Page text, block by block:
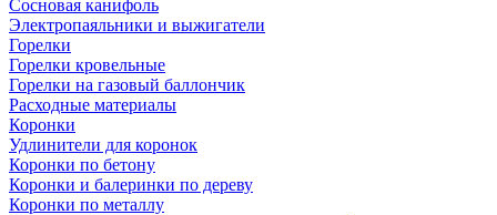
Сосновая канифоль
Электропаяльники и выжигатели
Горелки
Горелки кровельные
Горелки на газовый баллончик
Расходные материалы
Коронки
Удлинители для коронок
Коронки по бетону
Коронки и балеринки по дереву
Коронки по металлу